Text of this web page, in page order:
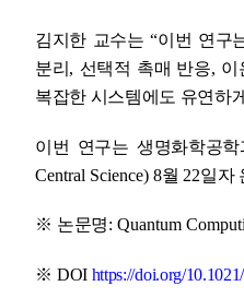
김지한 교수는“이번 연구
분리 , 선택적 촉매 반응, 이
복잡한 시스템에도 유연하
이번 연구는 생명화학공학
Central Science) 8월 22일자
※ 논문명: Quantum
※ DOI https://doi.org/